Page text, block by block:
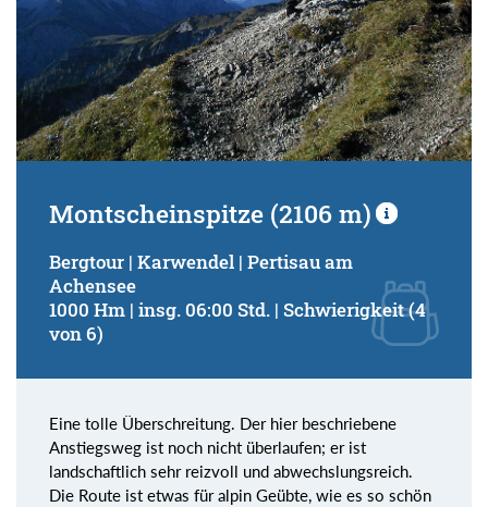
Montscheinspitze (2106 m)
Bergtour | Karwendel | Pertisau am
Achensee
1000 Hm | insg. 06:00 Std. | Schwierigkeit (4
von 6)
Eine tolle Überschreitung. Der hier beschriebene
Anstiegsweg ist noch nicht überlaufen; er ist
landschaftlich sehr reizvoll und abwechslungsreich.
Die Route ist etwas für alpin Geübte, wie es so schön